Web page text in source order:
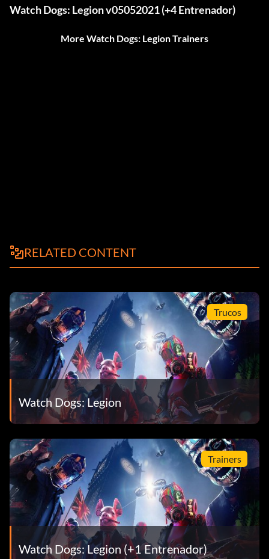
Watch Dogs: Legion v05052021 (+4 Entrenador)
More Watch Dogs: Legion Trainers
RELATED CONTENT
Trucos
Watch Dogs: Legion
Trainers
Watch Dogs: Legion (+1 Entrenador)